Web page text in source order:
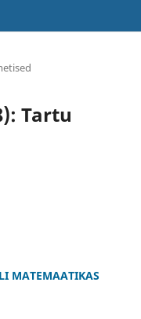
Tartu
MATEMAATIKAS